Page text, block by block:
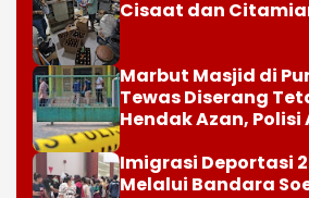
Cisaat dan
Marbut Masjid di
Tewas Diserang
Hendak Azan,
Imigrasi Deportasi
Melalui Bandara